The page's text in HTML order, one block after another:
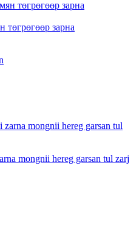
төгрөгөөр зарна
mongnii hereg garsan tul zarj